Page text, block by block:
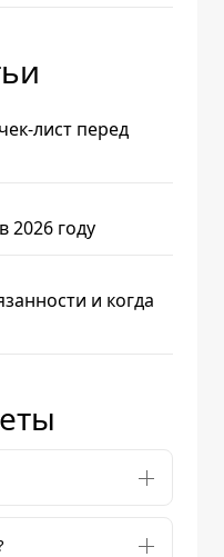
лист перед
2026 году
и когда